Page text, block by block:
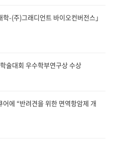
-(주)그래디언트 바이오컨버전스」
술대회 우수학부연구상 수상
에 “반려견을 위한 면역항암제 개